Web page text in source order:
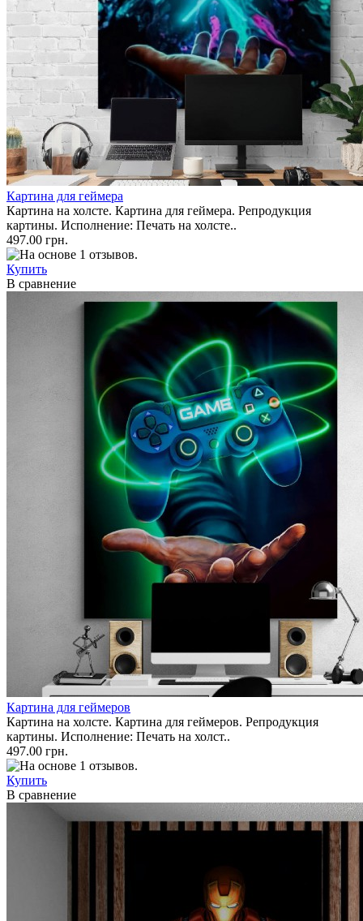
Картина для геймера
Картина на холсте. Картина для геймера. Репродукция
картины. Исполнение: Печать на холсте..
497.00 грн.
Купить
В сравнение
Картина для геймеров
Картина на холсте. Картина для геймеров. Репродукция
картины. Исполнение: Печать на холст..
497.00 грн.
Купить
В сравнение